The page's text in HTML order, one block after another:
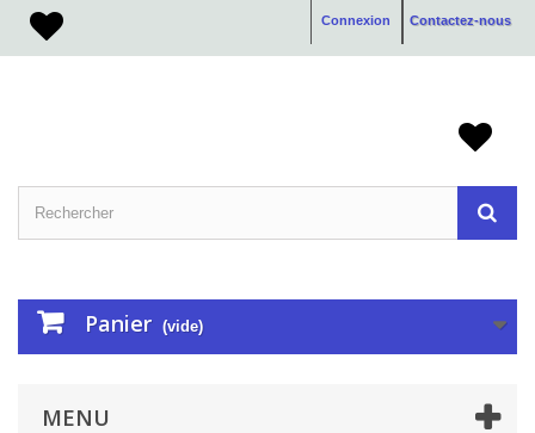
Contactez-nous
Connexion
Panier (vide)
MENU